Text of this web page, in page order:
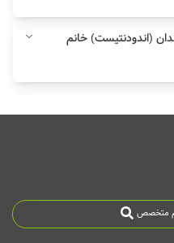
(اندودنتیست) خانم
متخصص